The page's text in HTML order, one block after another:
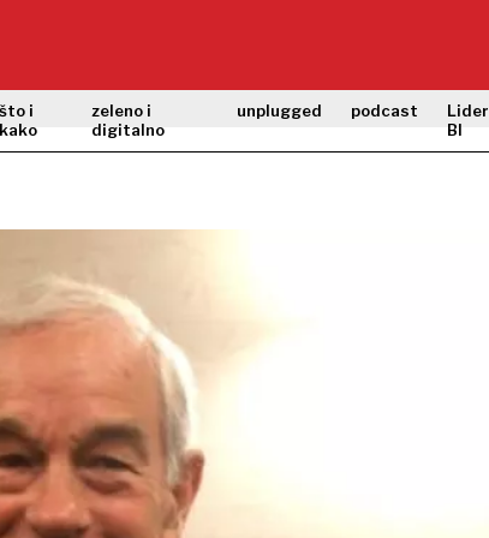
i
zeleno i
digitalno
unplugged podcast
Lider
BI